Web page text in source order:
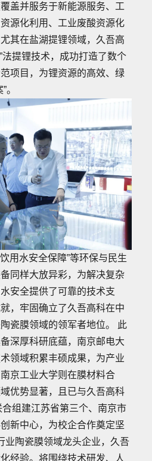
盖并服务于新能源服务、工
源化利用、工业废酸资源化
其在盐湖提锂领域，久吾高
法提锂技术，成功打造了数个
项目，为锂资源的高效、绿
。
用水安全保障”等环保与民生
同样大放异彩，为解决复杂
安全提供了可靠的技术支
，牢固确立了久吾高科在中
瓷膜领域的领军者地位。 此
深厚科研底蕴，南京邮电大
领域积累丰硕成果，为产业
京工业大学则在膜材料合
优势显著，且已与久吾高科
合组建江苏省第三个、南京市
新中心，为校企合作奠定坚
业陶瓷膜领域龙头企业，久吾
经验。将围绕技术研发、人